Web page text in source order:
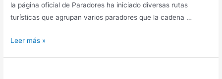
la página oficial de Paradores ha iniciado diversas rutas
turísticas que agrupan varios paradores que la cadena …
Leer más »